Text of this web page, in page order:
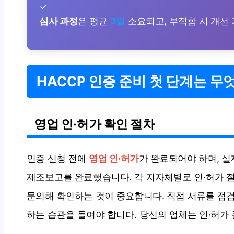
✓
심사 과정은 평균 3일 소요되고, 부적합 시 개선
HACCP 인증 준비 첫 단계는 무
영업 인·허가 확인 절차
인증 신청 전에 영업 인·허가가 완료되어야 하며, 실
제조보고를 완료했습니다. 각 지자체별로 인·허가
문의해 확인하는 것이 중요합니다. 직접 서류를 점
하는 습관을 들여야 합니다. 당신의 업체는 인·허가